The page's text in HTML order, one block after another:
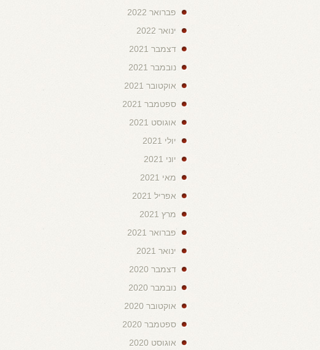
פברואר 2022
ינואר 2022
דצמבר 2021
נובמבר 2021
אוקטובר 2021
ספטמבר 2021
אוגוסט 2021
יולי 2021
יוני 2021
מאי 2021
אפריל 2021
מרץ 2021
פברואר 2021
ינואר 2021
דצמבר 2020
נובמבר 2020
אוקטובר 2020
ספטמבר 2020
אוגוסט 2020